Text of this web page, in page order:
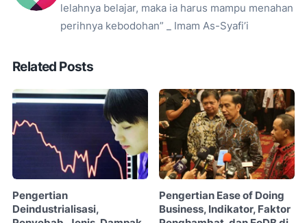
lelahnya belajar, maka ia harus mampu menahan
perihnya kebodohan” _ Imam As-Syafi’i
Related Posts
Pengertian
Deindustrialisasi,
Pengertian Ease of Doing
Business, Indikator, Faktor